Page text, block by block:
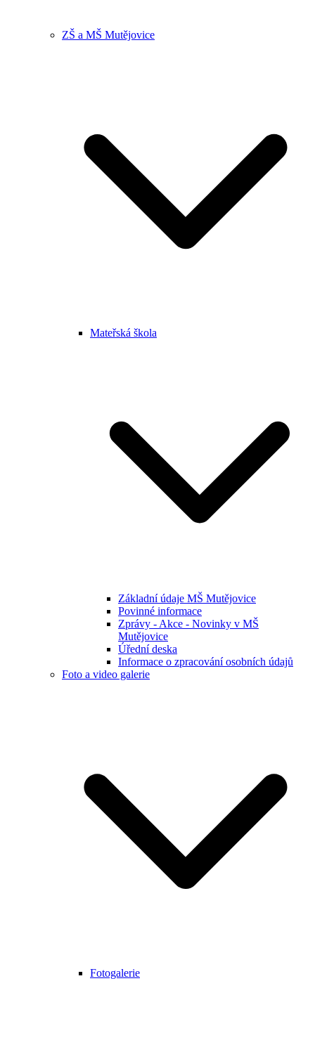
ZŠ a MŠ Mutějovice
Mateřská škola
Základní údaje MŠ Mutějovice
Povinné informace
Zprávy - Akce - Novinky v MŠ
Mutějovice
Úřední deska
Informace o zpracování osobních údajů
Foto a video galerie
Fotogalerie